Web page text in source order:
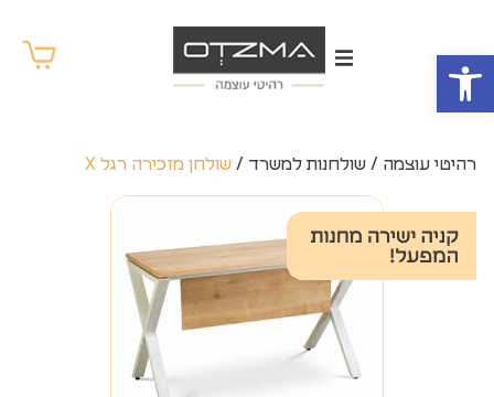
פתח סרגל נגישות
רהיטי עוצמה / שולחנות למשרד / שולחן מזכירה רגל X